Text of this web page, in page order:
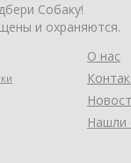
Собаку!
и охраняются.
О нас
Нашли